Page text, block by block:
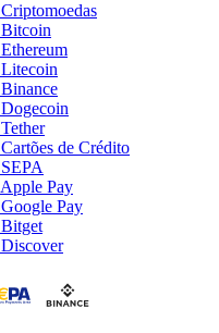
Bitcoin
de Crédito
Pay
Pay